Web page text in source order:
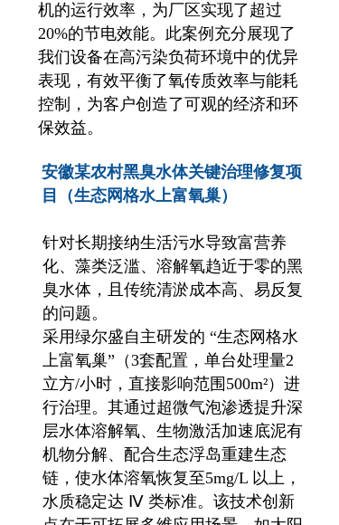
机的运行效率，为厂区实现了超过
20%的节电效能。此案例充分展现了
我们设备在高污染负荷环境中的优异
表现，有效平衡了氧传质效率与能耗
控制，为客户创造了可观的经济和环
保效益。
安徽某农村黑臭水体关键治理修复项
目（生态网格水上富氧巢）
针对长期接纳生活污水导致富营养
化、藻类泛滥、溶解氧趋近于零的黑
臭水体，且传统清淤成本高、易反复
的问题。
采用绿尔盛自主研发的 “生态网格水
上富氧巢”（3套配置，单台处理量2
立方/小时，直接影响范围500m²）进
行治理。其通过超微气泡渗透提升深
层水体溶解氧、生物激活加速底泥有
机物分解、配合生态浮岛重建生态
链，使水体溶氧恢复至5mg/L 以上，
水质稳定达 Ⅳ 类标准。该技术创新